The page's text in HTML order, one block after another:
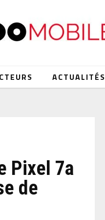
ACTUALITÉS
Pixel 7a
de